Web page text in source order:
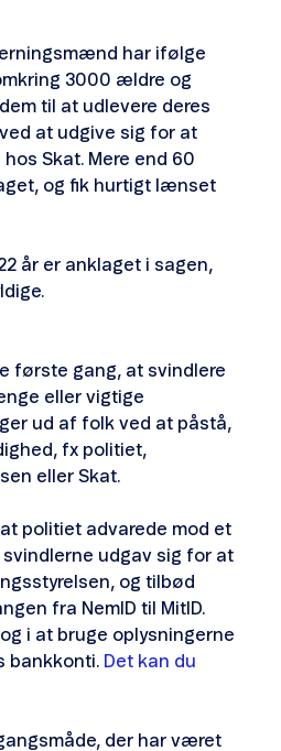
har ifølge
3000 ældre og
til at udlevere deres
at udgive sig for at
Skat. Mere end 60
og fik hurtigt lænset
år er anklaget i sagen,
første gang, at svindlere
eller vigtige
ud af folk ved at påstå,
fx politiet,
eller Skat.
politiet advarede mod et
udgav sig for at
og tilbød
fra NemID til MitID.
i at bruge oplysningerne
bankkonti. Det kan du
der har været